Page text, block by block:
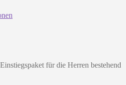
für die Herren bestehend